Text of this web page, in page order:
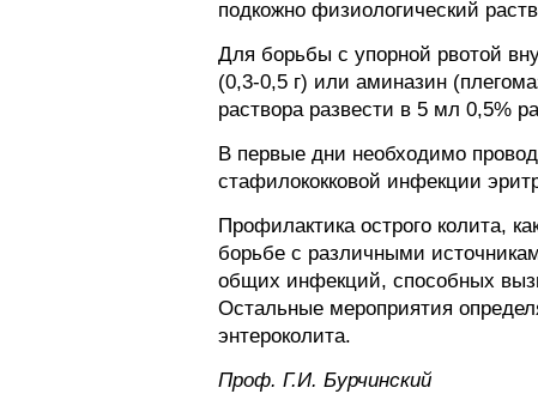
подкожно физиологический
Для борьбы с упорной рвотой
(0,3-0,5 г) или аминазин
раствора развести в 5 мл 0,5%
В первые дни необходимо
стафилококковой инфекции
Профилактика острого колита,
борьбе с различными
общих инфекций, способных
Остальные мероприятия
энтероколита.
Проф. Г.И. Бурчинский